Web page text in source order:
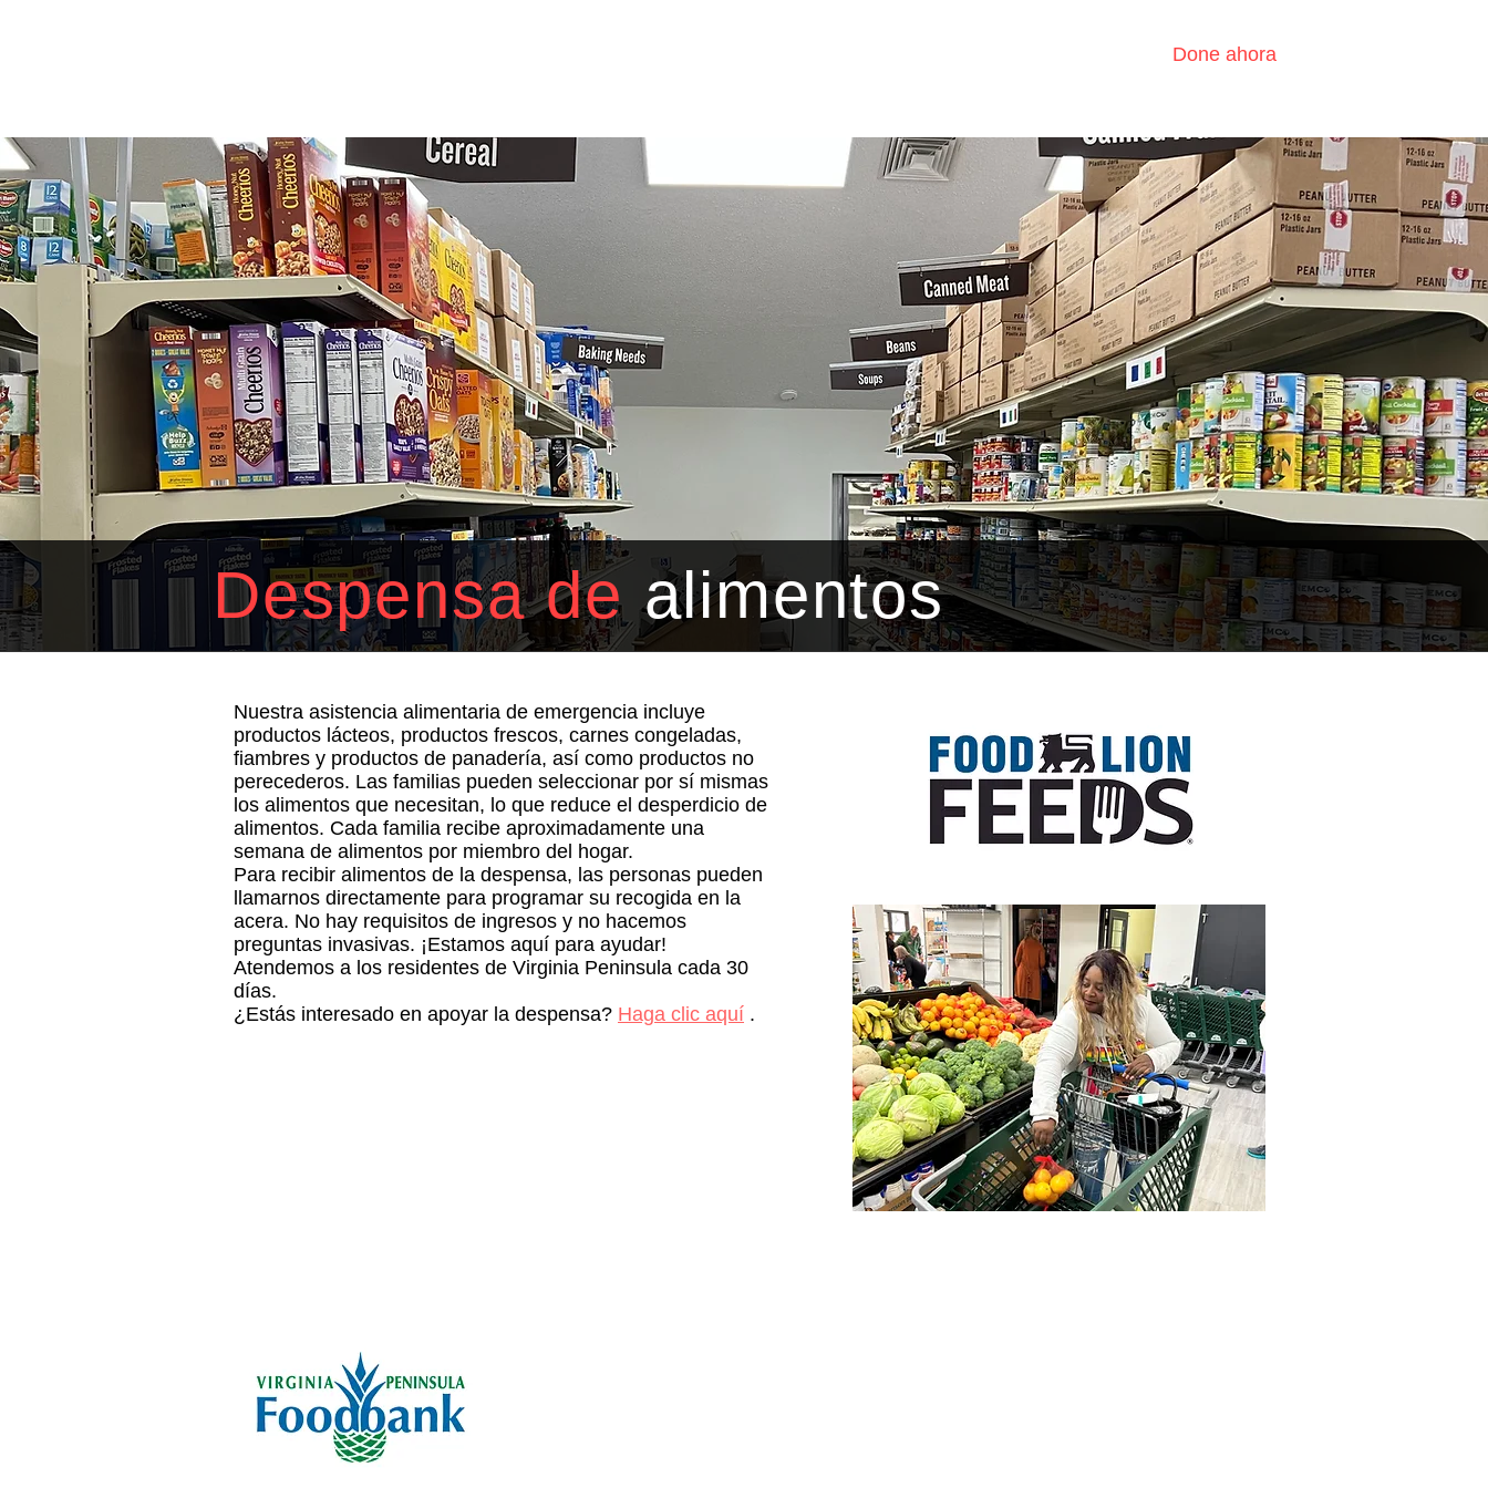
Done ahora
Despensa de alimentos
Nuestra asistencia alimentaria de emergencia incluye
productos lácteos, productos frescos, carnes congeladas,
fiambres y productos de panadería, así como productos no
perecederos. Las familias pueden seleccionar por sí mismas
los alimentos que necesitan, lo que reduce el desperdicio de
alimentos. Cada familia recibe aproximadamente una
semana de alimentos por miembro del hogar.
Para recibir alimentos de la despensa, las personas pueden
llamarnos directamente para programar su recogida en la
acera. No hay requisitos de ingresos y no hacemos
preguntas invasivas. ¡Estamos aquí para ayudar!
Atendemos a los residentes de Virginia Peninsula cada 30
días.
¿Estás interesado en apoyar la despensa? Haga clic aquí .